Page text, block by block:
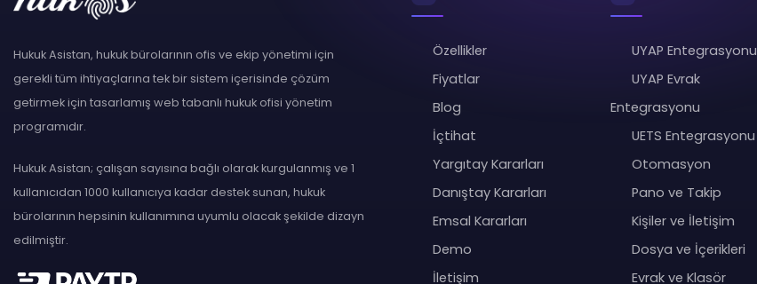
Hukuk Asistan, hukuk bürolarının ofis ve ekip yönetimi için
gerekli tüm ihtiyaçlarına tek bir sistem içerisinde çözüm
getirmek için tasarlamış web tabanlı hukuk ofisi yönetim
programıdır.
Hukuk Asistan; çalışan sayısına bağlı olarak kurgulanmış ve 1
kullanıcıdan 1000 kullanıcıya kadar destek sunan, hukuk
bürolarının hepsinin kullanımına uyumlu olacak şekilde dizayn
edilmiştir.
Özellikler
Fiyatlar
Blog
İçtihat
Yargıtay Kararları
Danıştay Kararları
Emsal Kararları
Demo
İletişim
UYAP Entegrasyonu
UYAP Evrak
Entegrasyonu
UETS Entegrasyonu
Otomasyon
Pano ve Takip
Kişiler ve İletişim
Dosya ve İçerikleri
Evrak ve Klasör